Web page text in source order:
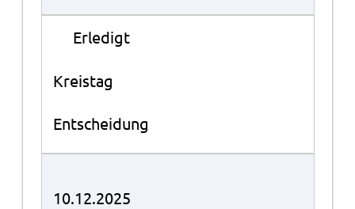
Erledigt
Kreistag
Entscheidung
10.12.2025